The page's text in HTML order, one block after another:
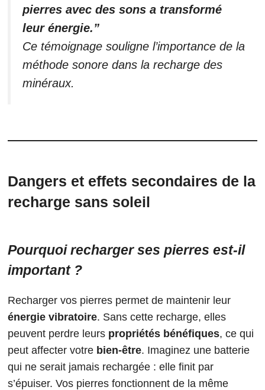
pierres avec des sons a transformé
leur énergie.”
Ce témoignage souligne l’importance de la
méthode sonore dans la recharge des
minéraux.
Dangers et effets secondaires de la
recharge sans soleil
Pourquoi recharger ses pierres est-il
important ?
Recharger vos pierres permet de maintenir leur
énergie vibratoire. Sans cette recharge, elles
peuvent perdre leurs propriétés bénéfiques, ce qui
peut affecter votre bien-être. Imaginez une batterie
qui ne serait jamais rechargée : elle finit par
s’épuiser. Vos pierres fonctionnent de la même